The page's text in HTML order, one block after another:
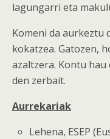
lagungarri eta
Komeni da
kokatzea. Gatozen,
azaltzera. Kontu
den zerbait.
Aurrekariak
Lehena, ESEP